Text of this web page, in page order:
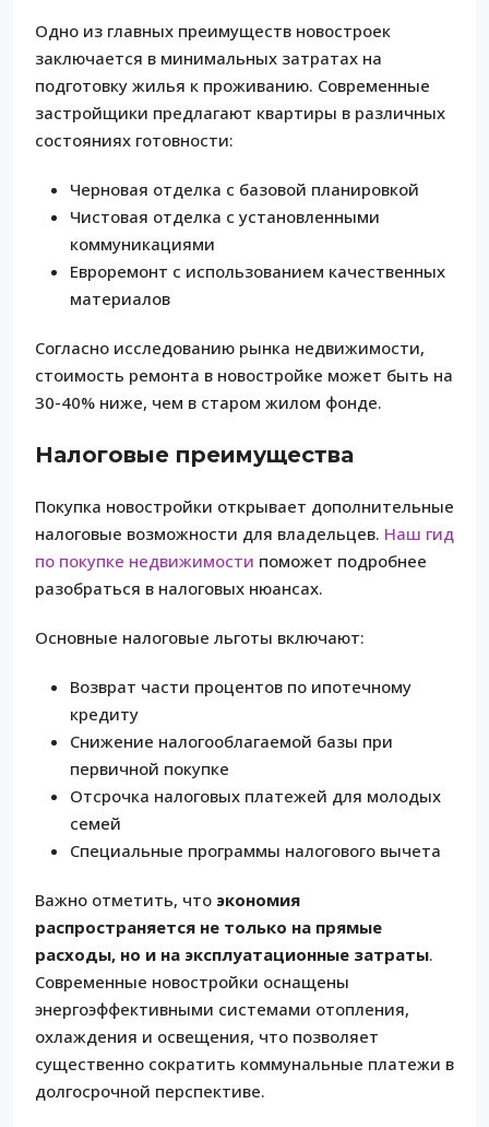
Одно из главных преимуществ новостроек
заключается в минимальных затратах на
подготовку жилья к проживанию. Современные
застройщики предлагают квартиры в различных
состояниях готовности:
Черновая отделка с базовой планировкой
Чистовая отделка с установленными
коммуникациями
Евроремонт с использованием качественных
материалов
Согласно исследованию рынка недвижимости,
стоимость ремонта в новостройке может быть на
30-40% ниже, чем в старом жилом фонде.
Налоговые преимущества
Покупка новостройки открывает дополнительные
налоговые возможности для владельцев. Наш гид
по покупке недвижимости поможет подробнее
разобраться в налоговых нюансах.
Основные налоговые льготы включают:
Возврат части процентов по ипотечному
кредиту
Снижение налогооблагаемой базы при
первичной покупке
Отсрочка налоговых платежей для молодых
семей
Специальные программы налогового вычета
Важно отметить, что экономия
распространяется не только на прямые
расходы, но и на эксплуатационные затраты.
Современные новостройки оснащены
энергоэффективными системами отопления,
охлаждения и освещения, что позволяет
существенно сократить коммунальные платежи в
долгосрочной перспективе.